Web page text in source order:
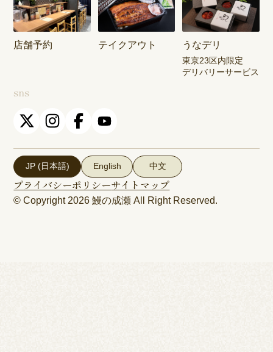
店舗予約 テイクアウト うなデリ
東京23区内限定
デリバリーサービス
sns
JP (日本語) English 中文
プライバシーポリシーサイトマップ
© Copyright 2026鰻の成瀬 All Right Reserved.